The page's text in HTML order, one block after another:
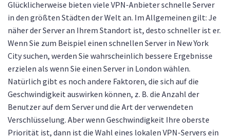
Glücklicherweise bieten viele VPN-Anbieter schnelle Server
in den größten Städten der Welt an. Im Allgemeinen gilt: Je
näher der Server an Ihrem Standort ist, desto schneller ist er.
Wenn Sie zum Beispiel einen schnellen Server in New York
City suchen, werden Sie wahrscheinlich bessere Ergebnisse
erzielen als wenn Sie einen Server in London wählen.
Natürlich gibt es noch andere Faktoren, die sich auf die
Geschwindigkeit auswirken können, z. B. die Anzahl der
Benutzer auf dem Server und die Art der verwendeten
Verschlüsselung. Aber wenn Geschwindigkeit Ihre oberste
Priorität ist, dann ist die Wahl eines lokalen VPN-Servers ein